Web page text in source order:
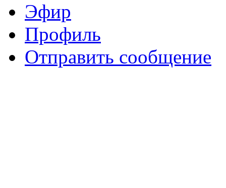
Эфир
Профиль
Отправить сообщение